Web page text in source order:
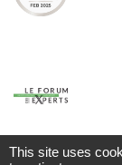
This site uses